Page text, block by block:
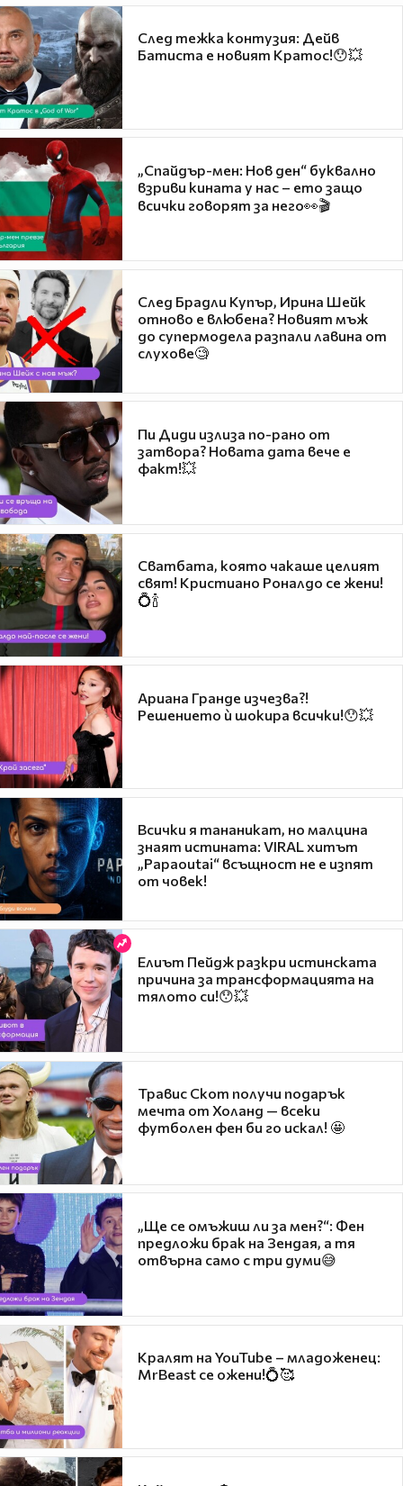
След тежка контузия: Дейв
Батиста е новият Кратос!😯💥
„Спайдър-мен: Нов ден“ буквално
взриви кината у нас – ето защо
всички говорят за него👀🎬
След Брадли Купър, Ирина Шейк
отново е влюбена? Новият мъж
до супермодела разпали лавина от
слухове🧐
Пи Диди излиза по-рано от
затвора? Новата дата вече е
факт!💥
Сватбата, която чакаше целият
свят! Кристиано Роналдо се жени!
💍🍾
Ариана Гранде изчезва?!
Решението ѝ шокира всички!😯💥
Всички я тананикат, но малцина
знаят истината: VIRAL хитът
„Papaoutai“ всъщност не е изпят
от човек!
Елиът Пейдж разкри истинската
причина за трансформацията на
тялото си!😯💥
Травис Скот получи подарък
мечта от Холанд — всеки
футболен фен би го искал! 🤩
„Ще се омъжиш ли за мен?“: Фен
предложи брак на Зендая, а тя
отвърна само с три думи😅
Кралят на YouTube – младоженец:
MrBeast се ожени!💍🥰